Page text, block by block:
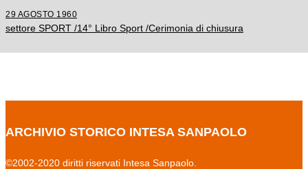
29 AGOSTO 1960
settore SPORT /14° Libro Sport /Cerimonia di chiusura
ARCHIVIO STORICO INTESA SANPAOLO
©2002-2020 diritti riservati Intesa Sanpaolo.